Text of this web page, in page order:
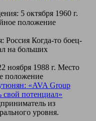
5 октября 1960 г.
положение
Россия Когда-то боец-
на больших
ноября 1988 г. Место
положение
«AVA Group
свой потенциал»
из
уровня.